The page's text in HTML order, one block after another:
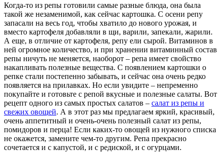
Когда-то из репы готовили самые разные блюда, она была
такой же незаменимой, как сейчас картошка. С осени репу
запасали на весь год, чтобы хватило до нового урожая, и
вместо картофеля добавляли в щи, варили, запекали, жарили.
А еще, в отличие от картофеля, репу ели сырой. Витаминов в
ней огромное количество, и при хранении витаминный состав
репы ничуть не меняется, наоборот – репа имеет свойство
накапливать полезные вещества. С появлением картошки о
репке стали постепенно забывать, и сейчас она очень редко
появляется на прилавках. Но если увидите – непременно
покупайте и готовьте с репой вкусные и полезные салаты. Вот
рецепт одного из самых простых салатов – салат из репы и
свежих овощей. А в этот раз мы предлагаем яркий, красивый,
очень аппетитный и очень-очень полезный салат из репы,
помидоров и перца! Если каких-то овощей из нужного списка
не окажется, замените чем-то другим. Репа прекрасно
сочетается и с капустой, и с редиской, и с огурцами.